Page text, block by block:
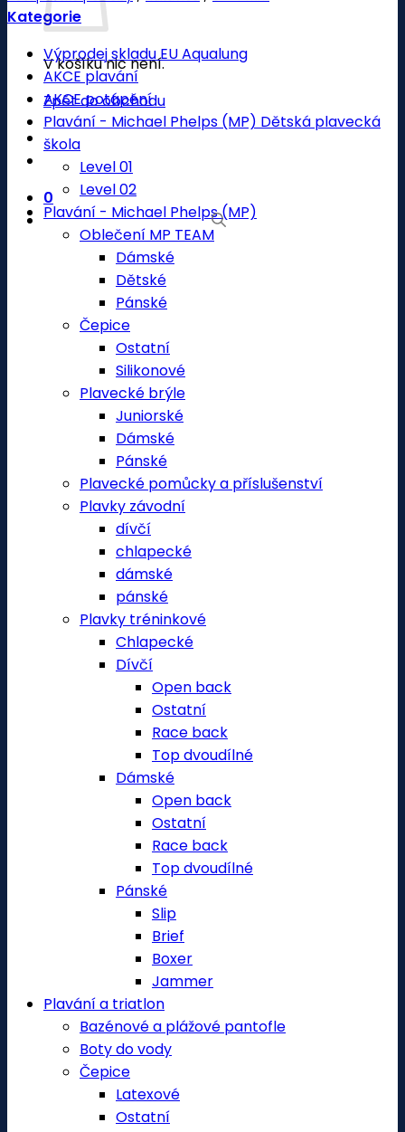
V košíku nic není.
Zpět do obchodu
0
Kategorie
Výprodej skladu EU Aqualung
AKCE plavání
AKCE potápění
Plavání - Michael Phelps (MP) Dětská plavecká
škola
Level 01
Level 02
Plavání - Michael Phelps (MP)
Oblečení MP TEAM
Dámské
Dětské
Pánské
Čepice
Ostatní
Silikonové
Plavecké brýle
Juniorské
Dámské
Pánské
Plavecké pomůcky a příslušenství
Plavky závodní
dívčí
chlapecké
dámské
pánské
Plavky tréninkové
Chlapecké
Dívčí
Open back
Ostatní
Race back
Top dvoudílné
Dámské
Open back
Ostatní
Race back
Top dvoudílné
Pánské
Slip
Brief
Boxer
Jammer
Plavání a triatlon
Bazénové a plážové pantofle
Boty do vody
Čepice
Latexové
Ostatní